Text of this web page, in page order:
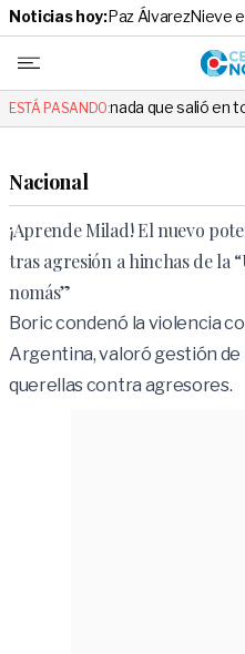
Noticias hoy:Paz ÁlvarezNieve
ESTÁ PASANDO:
que salió en todos los diarios
Nacional
¡Aprende Milad! El nuevo
tras agresión a hinchas de la
nomás”
Boric condenó la violencia
Argentina, valoró gestión de
querellas contra agresores.